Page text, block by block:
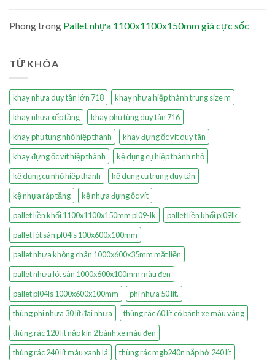
Phongtrong Pallet nhựa 1100x1100x150mm giá cực sốc
TỪ KHÓA
khay nhựa duy tân lớn 718
khay nhựa hiệp thành trung size m
khay nhựa xếp tầng
khay phụ tùng duy tân 716
khay phụ tùng nhỏ hiệp thành
khay đựng ốc vít duy tân
khay đựng ốc vít hiệp thành
kệ dụng cụ hiệp thành nhỏ
kệ dụng cụ nhỏ hiệp thành
kệ dụng cụ trung duy tân
kệ nhựa ráp tầng
kệ nhựa đựng ốc vít
pallet liền khối 1100x1100x150mm pl09-lk
pallet liền khối pl09lk
pallet lót sàn pl04ls 100x600x100mm
pallet nhựa không chân 1000x600x35mm mặt liền
pallet nhựa lót sàn 1000x600x100mm màu đen
pallet pl04ls 1000x600x100mm
phi nhựa 50 lít.
thùng phi nhựa 30 lít đai nhựa
thùng rác 60 lít có bánh xe màu vàng
thùng rác 120 lít nắp kín 2 bánh xe màu đen
thùng rác 240 lít màu xanh lá
thùng rác mgb240n nắp hở 240 lít